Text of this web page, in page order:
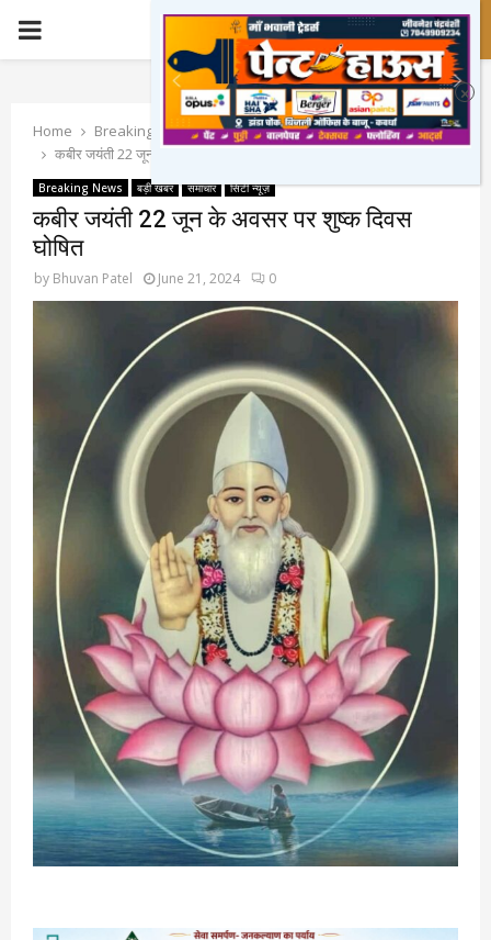
PRIMARY
Home
Breaking News
कबीर जयंती 22 जून के अवसर पर शुष्क दिवस घोषित
Breaking News बड़ी खबर समाचार सिटी न्यूज़
कबीर जयंती 22 जून के अवसर पर शुष्क दिवस
घोषित
by Bhuvan Patel June 21, 2024 0